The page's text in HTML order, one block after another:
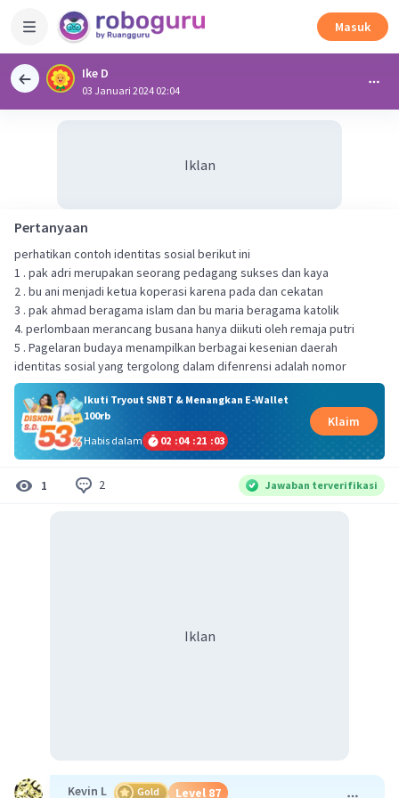
Masuk
Ike D
03 Januari 2024 02:04
Iklan
Pertanyaan
perhatikan contoh identitas sosial berikut ini
1 . pak adri merupakan seorang pedagang sukses dan kaya
2 . bu ani menjadi ketua koperasi karena pada dan cekatan
3 . pak ahmad beragama islam dan bu maria beragama katolik
4. perlombaan merancang busana hanya diikuti oleh remaja putri
5 . Pagelaran budaya menampilkan berbagai kesenian daerah
identitas sosial yang tergolong dalam difenrensi adalah nomor
Ikuti Tryout SNBT & Menangkan E-Wallet
100rb
Habis dalam
02 :04 :21 :03
Klaim
1 2 Jawaban terverifikasi
Iklan
Kevin L Gold Level 87